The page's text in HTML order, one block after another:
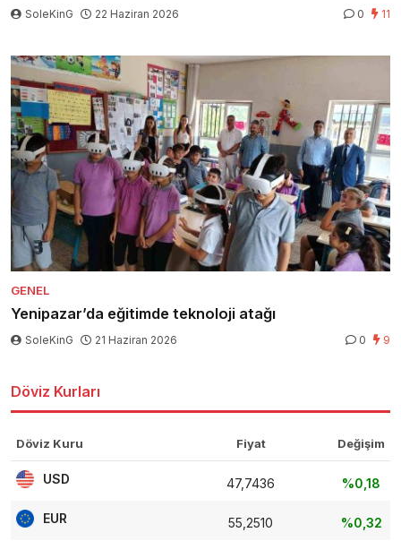
SoleKinG 22 Haziran 2026 0 11
GENEL
Yenipazar’da eğitimde teknoloji atağı
SoleKinG 21 Haziran 2026 0 9
Döviz Kurları
Döviz Kuru Fiyat Değişim
USD 47,7436 %0,18
EUR 55,2510 %0,32